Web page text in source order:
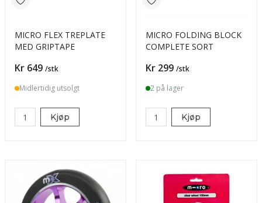
MICRO FLEX TREPLATE
MED GRIPTAPE
Pris
Kr 649 /stk
Midlertidig utsolgt
Kjøp
MICRO FOLDING BLOCK
COMPLETE SORT
Pris
Kr 299 /stk
2 på lager
Kjøp